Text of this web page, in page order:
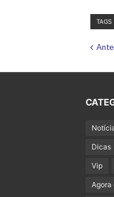
TAGS
Dicas
Vip
Agora